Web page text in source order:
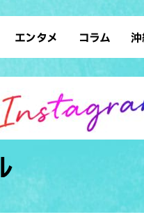
理
ック
ドライブ
ソロ活
ホテル
SDGs
ン ローカルニュース
沖縄旧暦行事
エンタメ
スポーツ
レント・芸人
コラム 沖